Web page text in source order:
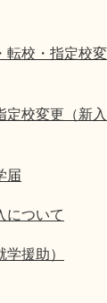
転校・指定校変
定校変更（新入
届
について
援助）